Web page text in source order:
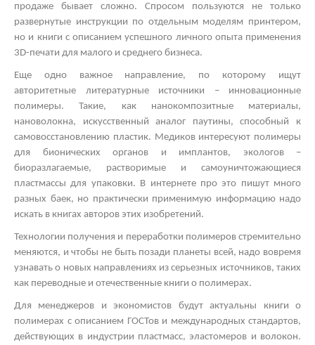
продаже бывает сложно. Спросом пользуются не только
развернутые инструкции по отдельным моделям принтером,
но и книги с описанием успешного личного опыта применения
3D-печати для малого и среднего бизнеса.
Еще одно важное направление, по которому ищут
авторитетные литературные источники – инновационные
полимеры. Такие, как нанокомпозитные материалы,
нановолокна, искусственный аналог паутины, способный к
самовосстановлению пластик. Медиков интересуют полимеры
для бионических органов и имплантов, экологов –
биоразлагаемые, растворимые и самоуничтожающиеся
пластмассы для упаковки. В интернете про это пишут много
разных баек, но практически применимую информацию надо
искать в книгах авторов этих изобретений.
Технологии получения и переработки полимеров стремительно
меняются, и чтобы не быть позади планеты всей, надо вовремя
узнавать о новых направлениях из серьезных источников, таких
как переводные и отечественные книги о полимерах.
Для менеджеров и экономистов будут актуальны книги о
полимерах с описанием ГОСТов и международных стандартов,
действующих в индустрии пластмасс, эластомеров и волокон.